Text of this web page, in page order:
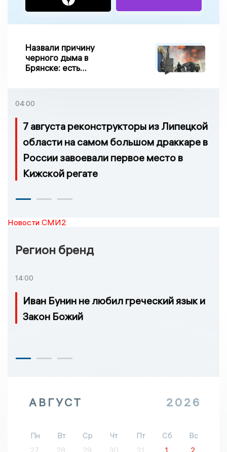
Назвали причину
черного дыма в
Брянске: есть
04:00
7 августа реконструкторы из Липецкой
области на самом большом драккаре в
России завоевали первое место в
Кижской регате
Новости СМИ2
Регион бренд
14:00
Иван Бунин не любил греческий язык и
Закон Божий
АВГУСТ 2026
Пн Вт Ср Чт Пт Сб
Вс